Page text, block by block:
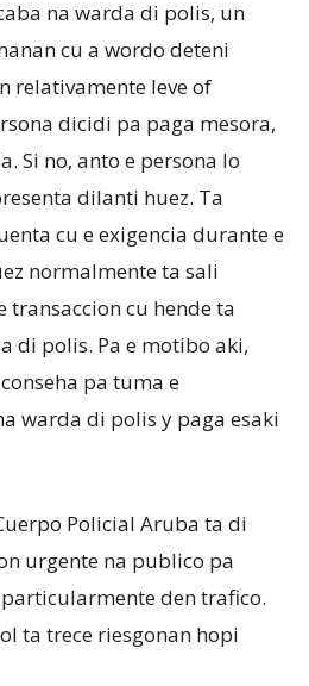
na warda di polis, un
cu a wordo deteni
relativamente leve of
dicidi pa paga mesora,
Si no, anto e persona lo
dilanti huez. Ta
cu e exigencia durante e
normalmente ta sali
transaccion cu hende ta
di polis. Pa e motibo aki,
pa tuma e
warda di polis y paga esaki
Policial Aruba ta di
urgente na publico pa
den trafico.
ta trece riesgonan hopi